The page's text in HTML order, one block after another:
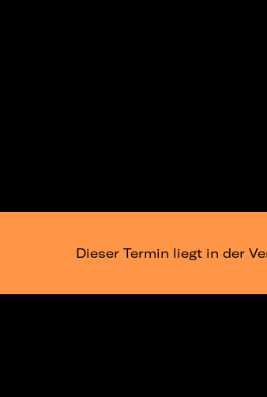
Dieser Termin liegt in der